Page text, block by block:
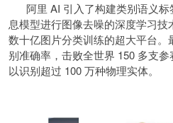
阿里 AI 引入了构建类别语义
息模型进行图像去噪的深度学习
数十亿图片分类训练的超大平台。
别准确率，击败全世界 150 多支
以识别超过 100 万种物理实体。